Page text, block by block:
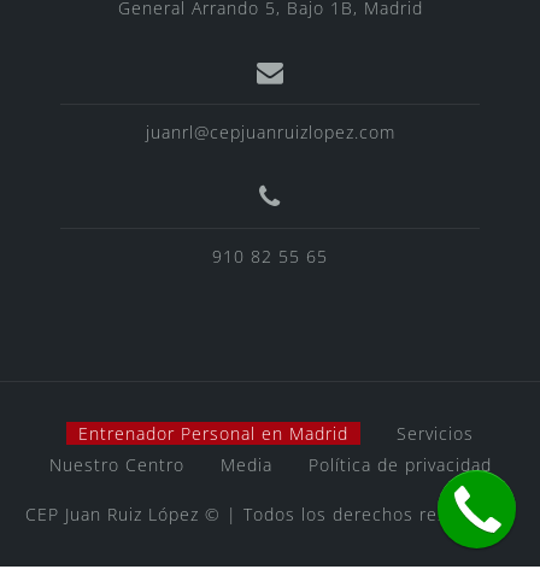
General Arrando 5, Bajo 1B, Madrid
juanrl@cepjuanruizlopez.com
910 82 55 65
Entrenador Personal en Madrid
Servicios
Nuestro Centro
Media Política de privacidad
CEP Juan Ruiz López © | Todos los derechos reservados